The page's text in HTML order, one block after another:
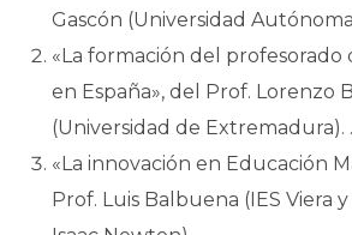
Gascón (Universidad
«La formación del profesorado
en España», del Prof. Lorenzo
(Universidad de Extremadura). .
«La innovación en Educación
Prof. Luis Balbuena (IES Viera y